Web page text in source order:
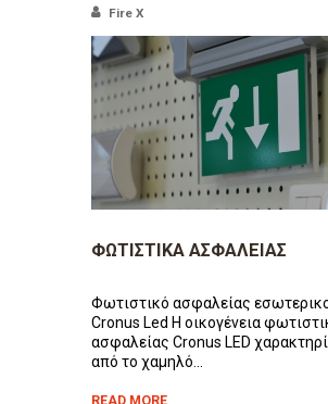
Fire X
ΦΩΤΙΣΤΙΚΑ ΑΣΦΑΛΕΙΑΣ
Φωτιστικό ασφαλείας
Cronus Led Η οικογένεια
ασφαλείας Cronus LED
από το χαμηλό...
READ MORE